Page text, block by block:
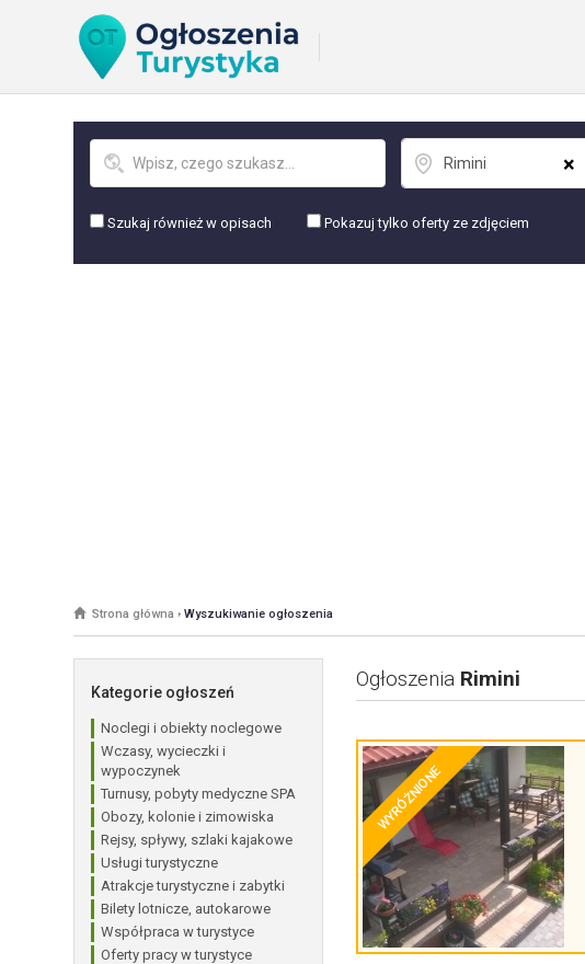
×
Szukaj również w opisach Pokazuj tylko oferty ze zdjęciem
Strona główna › Wyszukiwanie ogłoszenia
Ogłoszenia Rimini
WYRÓŻNIONE
Kategorie ogłoszeń
Noclegi i obiekty noclegowe
Wczasy, wycieczki i
wypoczynek
Turnusy, pobyty medyczne SPA
Obozy, kolonie i zimowiska
Rejsy, spływy, szlaki kajakowe
Usługi turystyczne
Atrakcje turystyczne i zabytki
Bilety lotnicze, autokarowe
Współpraca w turystyce
Oferty pracy w turystyce